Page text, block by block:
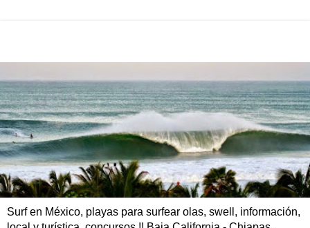
Surf en México, playas para surfear olas, swell, información,